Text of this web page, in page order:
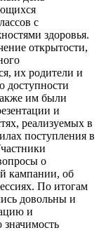
с
здоровья.
открытости,
их родители и
доступности
им были
и
реализуемых в
поступления в
о
кампании, об
По итогам
довольны и
и